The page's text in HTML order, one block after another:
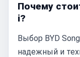
Почему
i?
Выбор BYD
надежный и